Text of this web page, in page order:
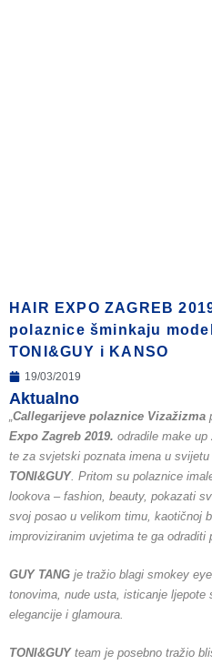
HAIR EXPO ZAGREB
polaznice šminkaju
TONI&GUY i KANSO
19/03/2019
Aktualno
„Callegarijeve polaznice Vizažizma
Expo Zagreb 2019. odradile make
te za svjetski poznata imena u
TONI&GUY. Pritom su polaznice
lookova – fashion, beauty, pokazati
svoj posao u velikom timu, kaotičnoj
improviziranim uvjetima te ga odraditi
GUY TANG je tražio blagi smokey
tonovima, nude usta, isticanje
elegancije i glamoura.
TONI&GUYteam je posebno tražio